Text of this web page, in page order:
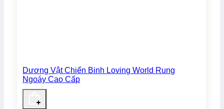
Dương Vật Chiến Binh Loving World Rung
Ngoáy Cao Cấp